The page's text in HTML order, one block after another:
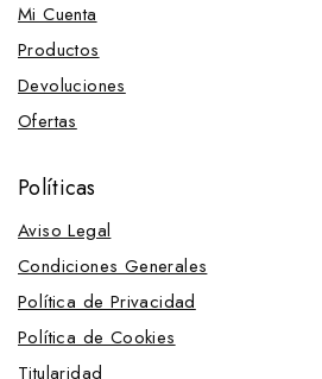
Protectores para muserola
Protectores
Vendas
Chambones
Cinchas y Accesorios
Cinchas
Cinchuelos
Protectores para cincha
Tensor para cincha
Mi Cuenta
Productos
Devoluciones
Ofertas
Políticas
Aviso Legal
Condiciones Generales
Política de Privacidad
Política de Cookies
Titularidad